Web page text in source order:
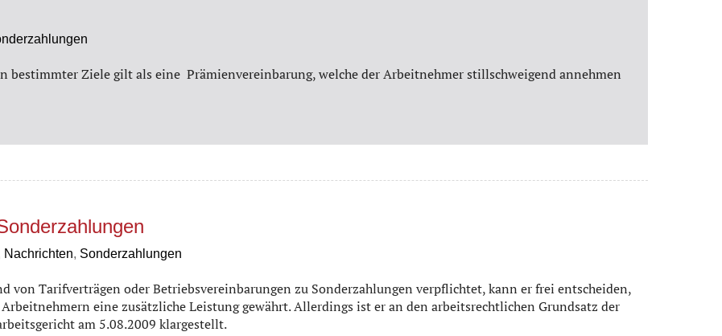
bestimmter Ziele gilt als eine Prämienvereinbarung, welche der Arbeitnehmer stillschweigend annehmen
Nachrichten, Sonderzahlungen
von Tarifverträgen oder Betriebsvereinbarungen zu Sonderzahlungen verpflichtet, kann er frei entscheiden,
eine zusätzliche Leistung gewährt. Allerdings ist er an den arbeitsrechtlichen Grundsatz der
am 5.08.2009 klargestellt.